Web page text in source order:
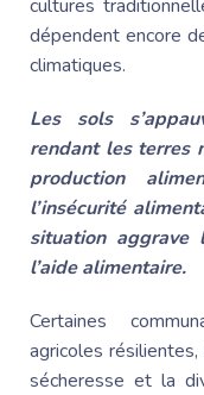
cultures
dépendent encore
climatiques.
Les sols
rendant les terres
production
l’insécurité
situation
l’aide alimentaire.
Certaines
agricoles
sécheresse et la